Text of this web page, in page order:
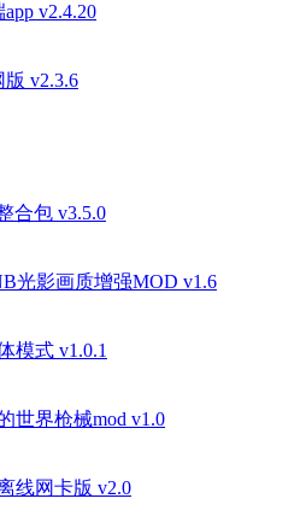
v2.4.20
v2.3.6
合包 v3.5.0
光影画质增强MOD v1.6
模式 v1.0.1
世界枪械mod v1.0
线网卡版 v2.0